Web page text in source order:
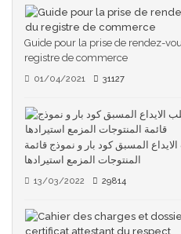
Guide pour la prise de rendez-
registre de commerce
01/04/2021 31127
المسبق كود بار و نموذج قائمة
المنتوجات المزمع استيرادها
13/03/2022 29814